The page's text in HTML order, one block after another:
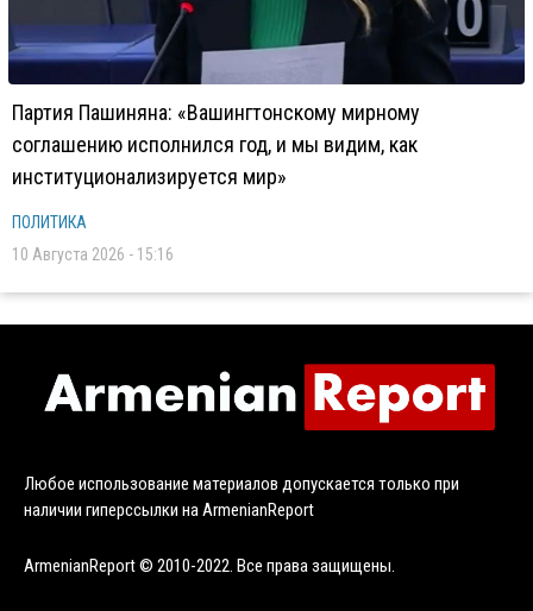
Партия Пашиняна: «Вашингтонскому мирному
соглашению исполнился год, и мы видим, как
институционализируется мир»
ПОЛИТИКА
10 Августа 2026 - 15:16
Любое использование материалов допускается только при
наличии гиперссылки на ArmenianReport
ArmenianReport © 2010-2022. Все права защищены.